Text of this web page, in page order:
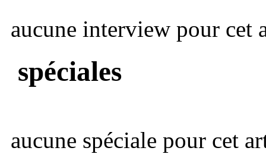
aucune interview pour cet
spéciales
aucune spéciale pour cet